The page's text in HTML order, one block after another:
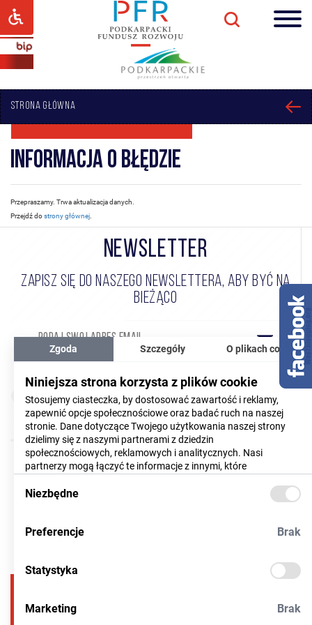
STRONA GŁÓWNA
Informacja o błędzie
Przepraszamy. Trwa aktualizacja danych.
Przejdź dostrony głównej
NEWSLETTER
ZAPISZ SIĘ DO NASZEGO NEWSLETTERA, ABY BYĆ NA
BIEŻĄCO
Wyrażam zgodę na przetwarzanie moich danych
osobowych
(CZYTAJ WIĘCEJ)
Akceptujęregulaminnewslettera opinie o współpracy
Zgoda Szczegóły O plikach cookie
Niniejsza strona korzysta z plików cookie
Stosujemy ciasteczka, by dostosować zawartość i reklamy,
zapewnić opcje społecznościowe oraz badać ruch na naszej
stronie. Dane dotyczące Twojego użytkowania naszej strony
dzielimy się z naszymi partnerami z dziedzin
społecznościowych, reklamowych i analitycznych. Nasi
partnerzy mogą łączyć te informacje z innymi, które
usług. Więcej informacji znajdziesz
Niezbędne
Preferencje Brak
Statystyka
Marketing Brak